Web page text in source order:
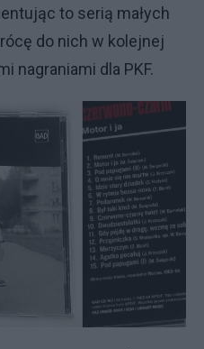
to serią małych
do nich w kolejnej
nagraniami dla PKF.